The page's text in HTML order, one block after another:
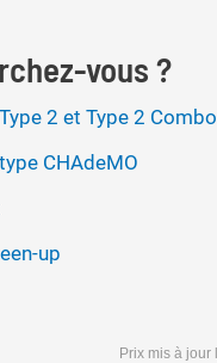
vous ?
2 et Type 2
CHAdeMO
up